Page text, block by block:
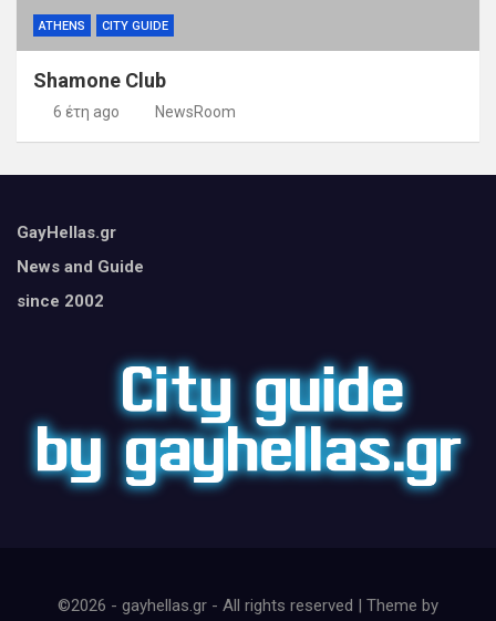
ATHENS CITY GUIDE
Shamone Club
6 έτη ago NewsRoom
GayHellas.gr
News and Guide
since 2002
©2026 - gayhellas.gr - All rights reserved | Theme by